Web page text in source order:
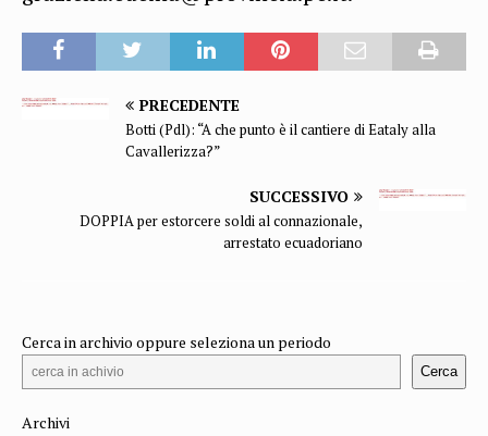
PRECEDENTE
Botti (Pdl): “A che punto è il cantiere di Eataly alla
Cavallerizza?”
SUCCESSIVO
DOPPIA per estorcere soldi al connazionale,
arrestato ecuadoriano
Cerca in archivio oppure seleziona un periodo
Cerca
Archivi